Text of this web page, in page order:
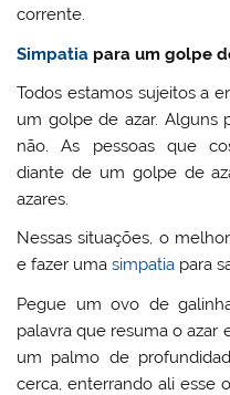
corrente.
Simpatia para um golpe
Todos estamos sujeitos a
um golpe de azar. Alguns
não. As pessoas que
diante de um golpe de
azares.
Nessas situações, o
e fazer umasimpatia para
Pegue um ovo de
palavra que resuma o azar
um palmo de
cerca, enterrando ali esse